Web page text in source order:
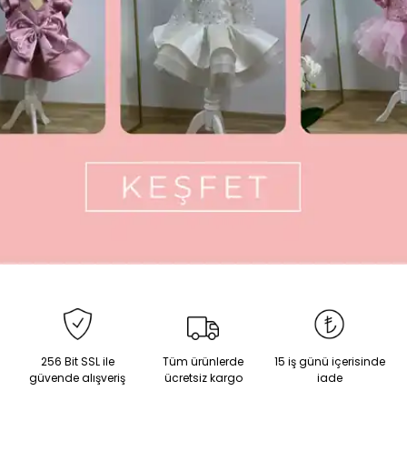
256 Bit SSL ile
güvende alışveriş
Tüm ürünlerde
ücretsiz kargo
15 iş günü içerisinde
iade